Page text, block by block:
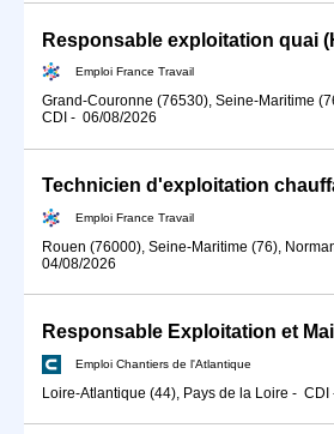
Responsable exploitation quai
Emploi France Travail
Grand-Couronne (76530), Seine-Maritime
CDI - 06/08/2026
Technicien d'exploitation
Emploi France Travail
Rouen (76000), Seine-Maritime (76),
04/08/2026
Emploi Chantiers de l'Atlantique
Loire-Atlantique (44), Pays de la Loire - CDI